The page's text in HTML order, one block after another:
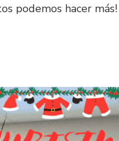
podemos hacer más!